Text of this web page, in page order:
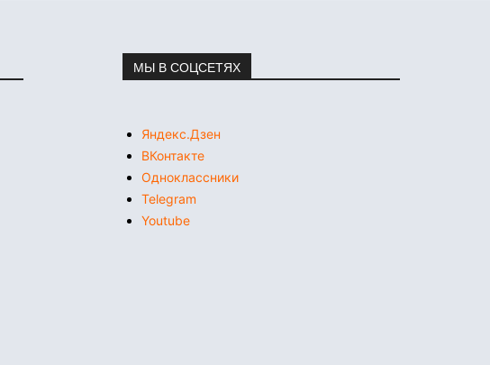
МЫ В СОЦСЕТЯХ
Яндекс.Дзен
ВКонтакте
Одноклассники
Telegram
Youtube